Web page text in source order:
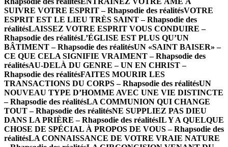
SUIVRE VOTRE ESPRIT – Rhapsodie des réalitésVOTRE
ESPRIT EST LE LIEU TRÈS SAINT – Rhapsodie des
réalitésLAISSEZ VOTRE ESPRIT VOUS CONDUIRE –
Rhapsodie des réalitésL’ÉGLISE EST PLUS QU’UN
BÂTIMENT – Rhapsodie des réalitésUN «SAINT BAISER» –
CE QUE CELA SIGNIFIE VRAIMENT – Rhapsodie des
réalitésAU-DELÀ DU GENRE – UN EN CHRIST –
Rhapsodie des réalitésFAITES MOURIR LES
TRANSACTIONS DU CORPS – Rhapsodie des réalitésUN
NOUVEAU TYPE D’HOMME AVEC UNE VIE DISTINCTE
– Rhapsodie des réalitésLA COMMUNION QUI CHANGE
TOUT – Rhapsodie des réalitésNE SUPPLIEZ PAS DIEU
DANS LA PRIÈRE – Rhapsodie des réalitésIL Y A QUELQUE
CHOSE DE SPÉCIAL À PROPOS DE VOUS – Rhapsodie des
réalitésLA CONNAISSANCE DE VOTRE VRAIE NATURE